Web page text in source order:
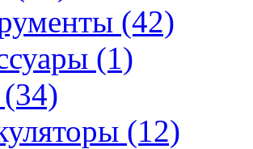
(42)
(1)
(34)
(12)